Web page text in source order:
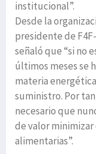
institucional”.
Desde la
presidente de
señaló que “si no
últimos meses se
materia
suministro. Por
necesario que
de valor minimizar
alimentarias”.